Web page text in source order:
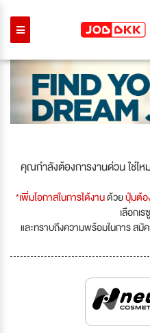
คุณกำลังต้องการงานด่วน ใช่ไห
*เพิ่มโอกาสในการได้งานด้วยปุ่มต้อ
เลือกเ
และทราบถึงความพร้อมในการ ส